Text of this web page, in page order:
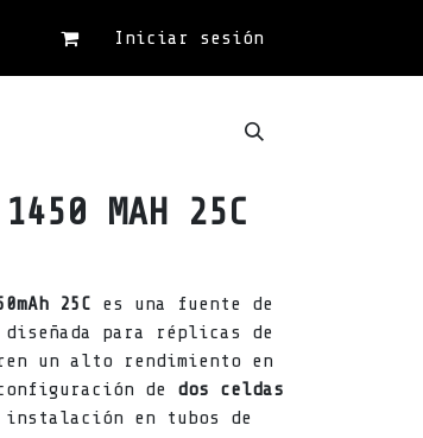
Iniciar sesión
MAH 25C
25C es una fuente de
para réplicas de
un alto rendimiento en
de dos celdas
en tubos de